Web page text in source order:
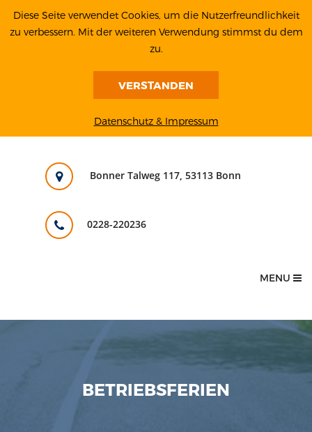
Bonner Talweg 117, 53113 Bonn
0228-220236
MENU
BETRIEBSFERIEN
Diese Seite verwendet Cookies, um die Nutzerfreundlichkeit
zu verbessern. Mit der weiteren Verwendung stimmst du dem
zu.
VERSTANDEN
Datenschutz & Impressum